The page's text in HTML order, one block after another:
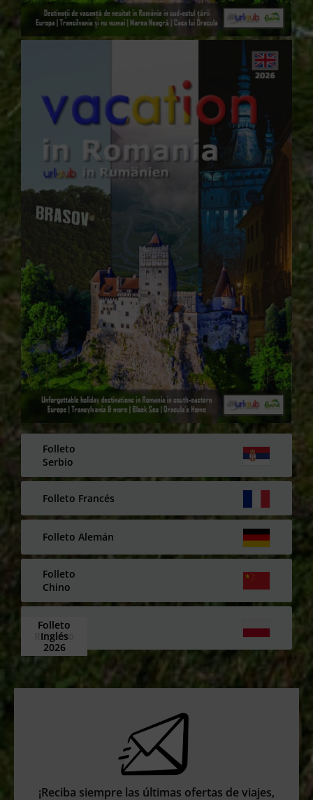
Folleto
Español
2026
Folleto
Rumano
2026
Folleto
Inglés
2026
Folleto
Serbio
Folleto Francés
Folleto Alemán
Folleto
Chino
Folleto
Polaco
¡Reciba siempre las últimas ofertas de viajes,